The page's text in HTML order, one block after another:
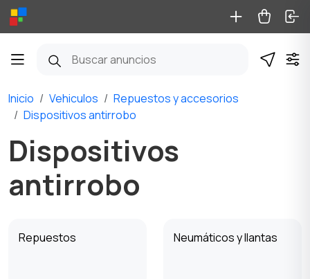
Inicio Vehiculos
Repuestos y accesorios
Dispositivos antirrobo
Dispositivos
antirrobo
Repuestos Neumáticos y llantas